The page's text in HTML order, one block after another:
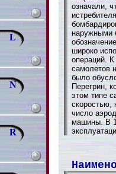
L
N
R
означали,
наружными
широко
операций.
самолетов
было
Перегрин,
этом типе
скоростью,
число
машины. В